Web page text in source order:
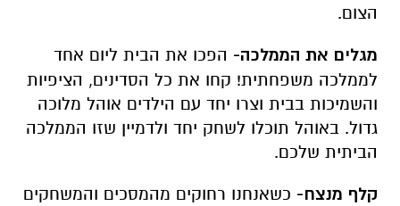
הצום.
מגלים את הממלכה- הפכו את הבית ליום אחד
לממלכה משפחתית! קחו את כל הסדינים, הציפיות
והשמיכות בבית וצרו יחד עם הילדים אוהל מלוכה
גדול. באוהל תוכלו לשחק יחד ולדמיין שזו הממלכה
הביתית שלכם.
קלף מנצח- כשאנחנו רחוקים מהמסכים והמשחקים